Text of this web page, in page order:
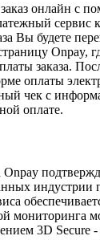
онлайн с
сервис
Вы будете
Onpay,
заказа.
оплаты
чек с
оплате.
Onpay
индустрии
мониторинга
3D Secure